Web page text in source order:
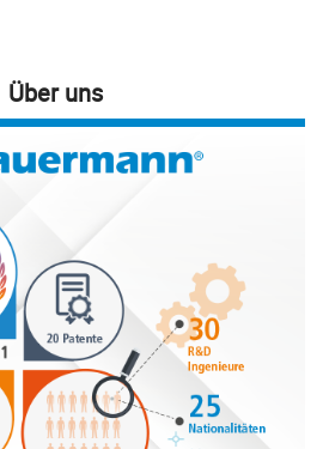
Über uns